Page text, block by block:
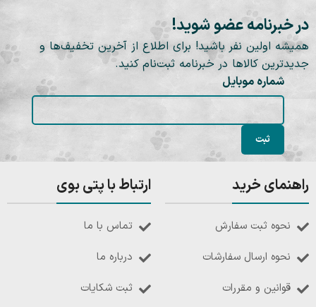
در خبرنامه عضو شوید!
همیشه اولین نفر باشید! برای اطلاع از آخرین تخفیف‌ها و
جدیدترین کالاها در خبرنامه ثبت‌نام کنید.
شماره موبایل
راهنمای خرید
نحوه ثبت سفارش
نحوه ارسال سفارشات
قوانین و مقررات
ارتباط با پتی بوی
تماس با ما
درباره ما
ثبت شکایات